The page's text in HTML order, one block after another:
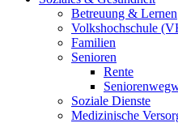
Betreuung & Lernen
Volkshochschule
Familien
Senioren
Rente
Soziale Dienste
Medizinische